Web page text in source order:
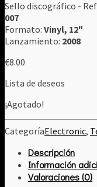
Sello discográfico -
007
Formato: Vinyl, 12"
Lanzamiento: 2008
€8.00
Lista de deseos
¡Agotado!
CategoríaElectronic,
Descripción
Información
Valoraciones (0)